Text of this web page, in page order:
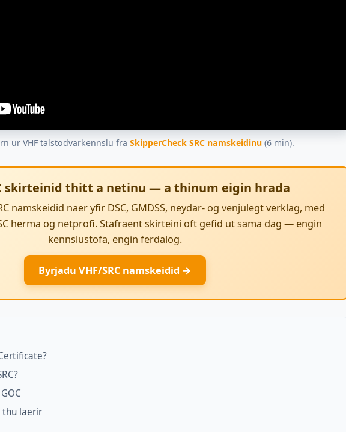
ur VHF talstodvarkennslu fra SkipperCheck SRC namskeidinu (6 min).
skirteinid thitt a netinu — a thinum eigin hrada
namskeidid naer yfir DSC, GMDSS, neydar- og venjulegt verklag, med
herma og netprofi. Stafraent skirteini oft gefid ut sama dag — engin
kennslustofa, engin ferdalog.
Byrjadu VHF/SRC namskeidid →
thu laerir